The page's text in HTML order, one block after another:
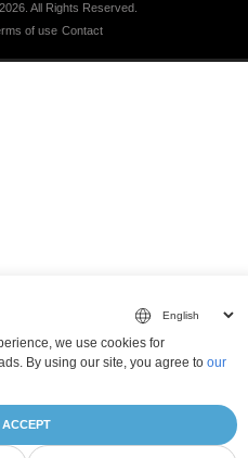
All Rights Reserved.
of use Contact
we use cookies for
By using our site, you agree toour
ACCEPT